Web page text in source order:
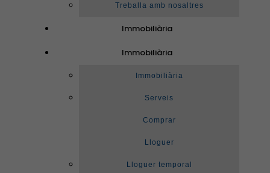
Treballa amb nosaltres
Immobiliària
Immobiliària
Immobiliària
Serveis
Comprar
Lloguer
Lloguer temporal